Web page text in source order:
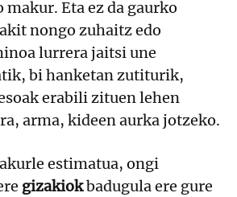
makur. Eta ez da gaurko
nongo zuhaitz edo
lurrera jaitsi une
bi hanketan zutiturik,
erabili zituen lehen
arma, kideen aurka jotzeko.
estimatua, ongi
gizakiokbadugula ere gure